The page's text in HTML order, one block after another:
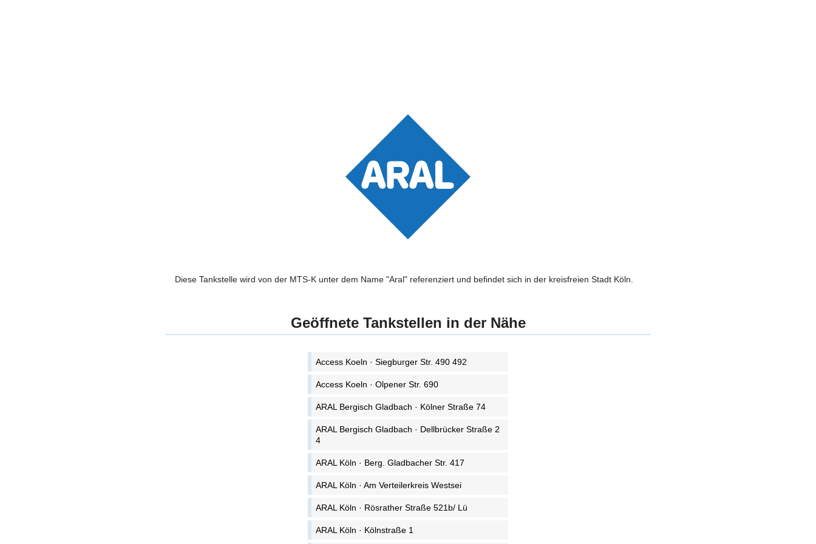
Diese Tankstelle wird von der MTS-K unter dem Name "Aral" referenziert und befindet sich in der kreisfreien Stadt Köln.
Geöffnete Tankstellen in der Nähe
Access Koeln · Siegburger Str. 490 492
Access Koeln · Olpener Str. 690
ARAL Bergisch Gladbach · Kölner Straße 74
ARAL Bergisch Gladbach · Dellbrücker Straße 2
4
ARAL Köln · Berg. Gladbacher Str. 417
ARAL Köln · Am Verteilerkreis Westsei
ARAL Köln · Rösrather Straße 521b/ Lü
ARAL Köln · Kölnstraße 1